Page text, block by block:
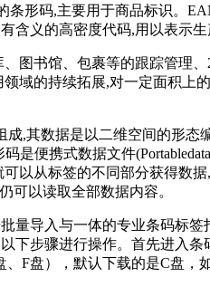
形码,主要用于商品标识。
义的高密度代码,用以表示
图书馆、包裹等的跟踪管理
域的持续拓展,对一定面积
,其数据是以二维空间的形
是便携式数据文件
以从标签的不同部分获得数
可以读取全部数据内容。
量导入与一体的专业条码标
下步骤进行操作。首先进入
F盘），默认下载的是C盘